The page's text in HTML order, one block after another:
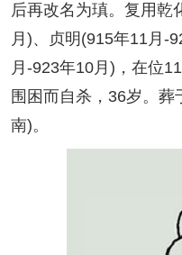
后再改名为瑱。复用乾
月)、贞明(915年11月-
月-923年10月)，在位
围困而自杀，36岁。
南)。